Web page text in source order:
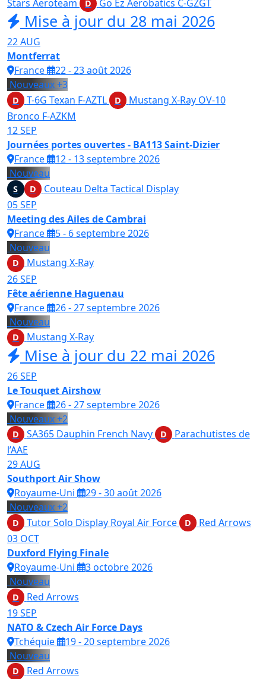
Stars Aeroteam
D Go Ez Aerobatics C-GZGT
Mise à jour du 28 mai 2026
22AUG
Montferrat
France
22 - 23 août 2026
Nouveaux+3
D T-6G Texan F-AZTL D Mustang X-Ray OV-10
Bronco F-AZKM
12SEP
Journées portes ouvertes - BA113 Saint-Dizier
France
12 - 13 septembre 2026
Nouveau
S D
Couteau Delta Tactical Display
05SEP
Meeting des Ailes de Cambrai
France
5 - 6 septembre 2026
Nouveau
D
Mustang X-Ray
26SEP
Fête aérienne Haguenau
France
26 - 27 septembre 2026
Nouveau
D Mustang X-Ray
Mise à jour du 22 mai 2026
26SEP
Le Touquet Airshow
France
26 - 27 septembre 2026
Nouveaux+2
D SA365 Dauphin French Navy D
Parachutistes de
l’AAE
29AUG
Southport Air Show
Royaume-Uni
29 - 30 août 2026
Nouveaux+2
D Tutor Solo Display Royal Air Force D
Red Arrows
03 OCT
Duxford Flying Finale
Royaume-Uni
3 octobre 2026
Nouveau
D
Red Arrows
19SEP
NATO & Czech Air Force Days
Tchéquie
19 - 20 septembre 2026
Nouveau
D Red Arrows